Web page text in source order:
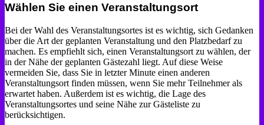
Wählen Sie einen Veranstaltungsort
Bei der Wahl des Veranstaltungsortes ist es wichtig, sich Gedanken
über die Art der geplanten Veranstaltung und den Platzbedarf zu
machen. Es empfiehlt sich, einen Veranstaltungsort zu wählen, der
in der Nähe der geplanten Gästezahl liegt. Auf diese Weise
vermeiden Sie, dass Sie in letzter Minute einen anderen
Veranstaltungsort finden müssen, wenn Sie mehr Teilnehmer als
erwartet haben. Außerdem ist es wichtig, die Lage des
Veranstaltungsortes und seine Nähe zur Gästeliste zu
berücksichtigen.